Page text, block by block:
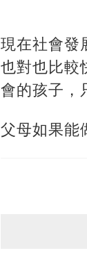
現在社會發
也對也比較
會的孩子，
父母如果能